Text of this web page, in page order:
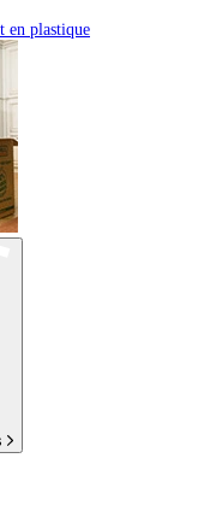
en plastique